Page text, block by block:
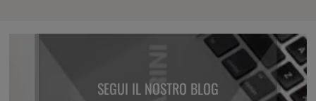
SEGUI IL NOSTRO BLOG